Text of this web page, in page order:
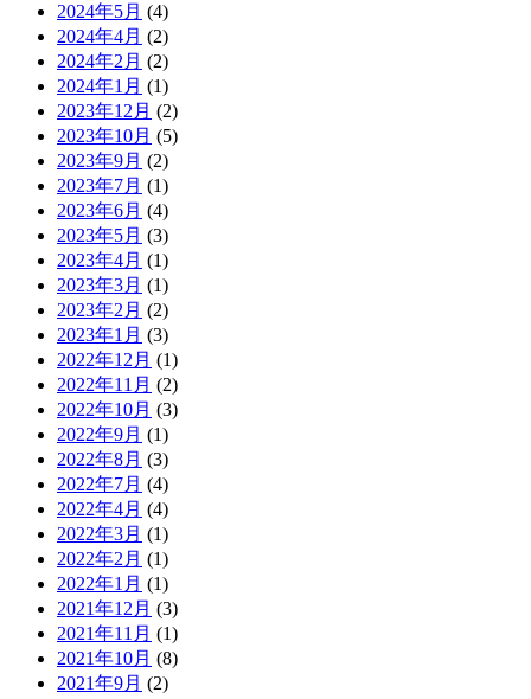
2024年5月 (4)
2024年4月 (2)
2024年2月 (2)
2024年1月 (1)
2023年12月 (2)
2023年10月 (5)
2023年9月 (2)
2023年7月 (1)
2023年6月 (4)
2023年5月 (3)
2023年4月 (1)
2023年3月 (1)
2023年2月 (2)
2023年1月 (3)
2022年12月 (1)
2022年11月 (2)
2022年10月 (3)
2022年9月 (1)
2022年8月 (3)
2022年7月 (4)
2022年4月 (4)
2022年3月 (1)
2022年2月 (1)
2022年1月 (1)
2021年12月 (3)
2021年11月 (1)
2021年10月 (8)
2021年9月 (2)